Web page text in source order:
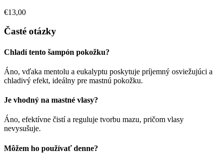
€13,00
Časté otázky
Chladí tento šampón pokožku?
Áno, vďaka mentolu a eukalyptu poskytuje príjemný osviežujúci a
chladivý efekt, ideálny pre mastnú pokožku.
Je vhodný na mastné vlasy?
Áno, efektívne čistí a reguluje tvorbu mazu, pričom vlasy
nevysušuje.
Môžem ho používať denne?